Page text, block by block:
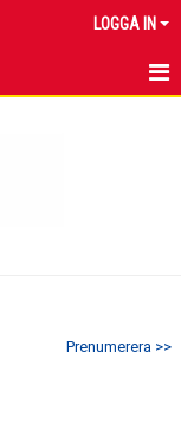
LOGGA IN
Prenumerera >>